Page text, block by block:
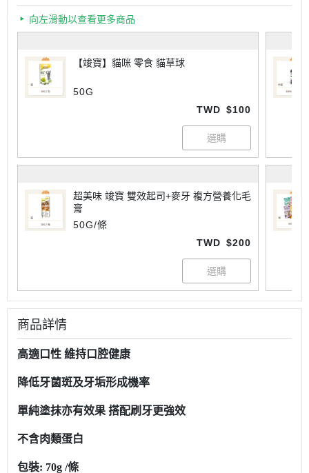
向左滑動以查看更多商品
【竣寶】貓咪 零食 貓草球
50G
TWD $100
超美味 竣寶 雙效起司+麥牙 複方營養化毛
膏
50G/條
TWD $200
商品詳情
高適口性 維持口腔健康
降低牙菌斑及牙垢形成機率
單純塗抹亦有效果 搭配刷牙更強效
不含肉類蛋白
包裝: 70g /條